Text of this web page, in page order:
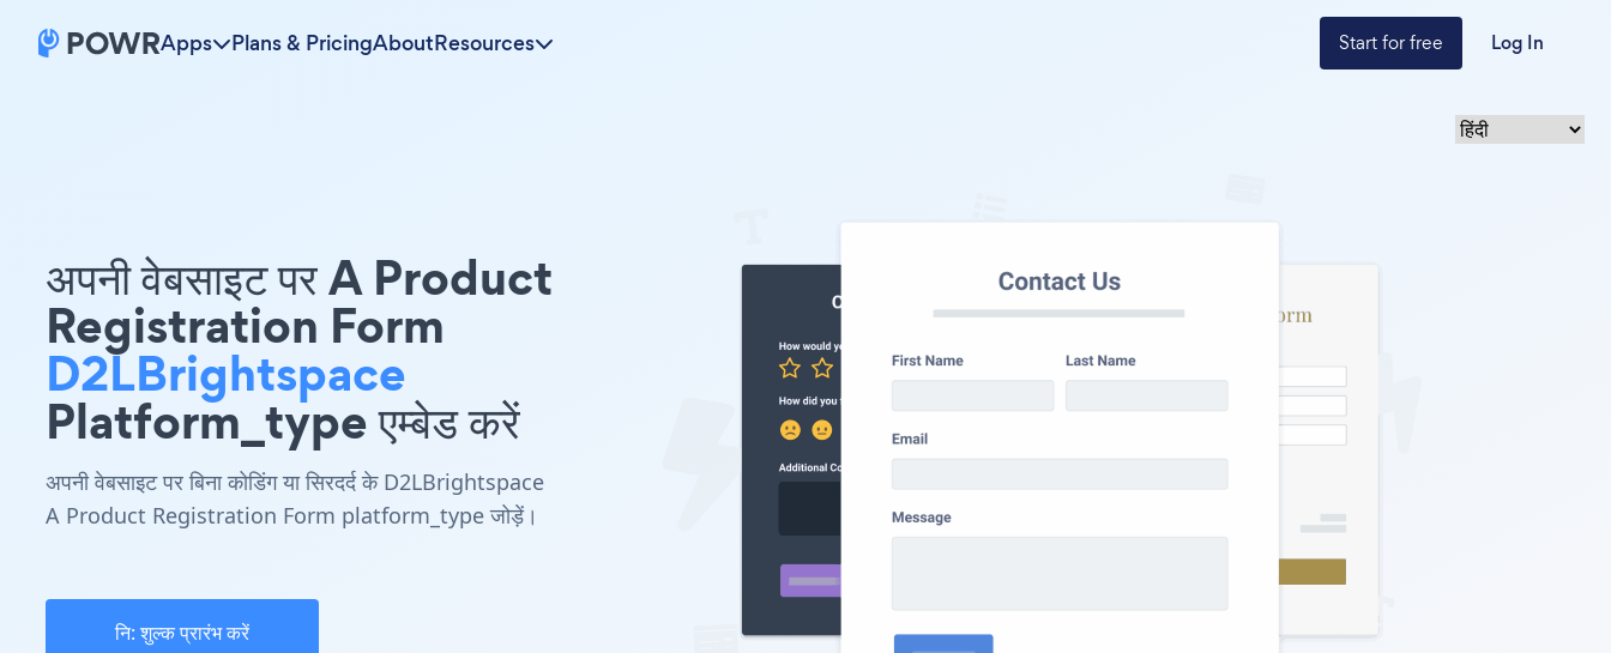
Apps Plans & PricingAboutResources Start for free Log In
अपनी वेबसाइट पर A Product
Registration Form
D2LBrightspace
Platform_type एम्बेड करें
अपनी वेबसाइट पर बिना कोडिंग या सिरदर्द के D2LBrightspace
A Product Registration Form platform_type जोड़ें।
नि: शुल्क प्रारंभ करें